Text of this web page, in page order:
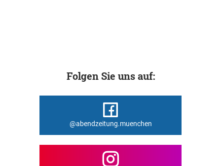
Folgen Sie uns auf:
@abendzeitung.muenchen